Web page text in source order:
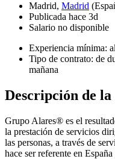
Madrid, Madrid
Publicada hace 3d
Salario no disponible
Experiencia mínima:
Tipo de contrato: de
mañana
Descripción de la
Grupo Alares® es el
la prestación de servicios
las personas, a través de
hace ser referente en